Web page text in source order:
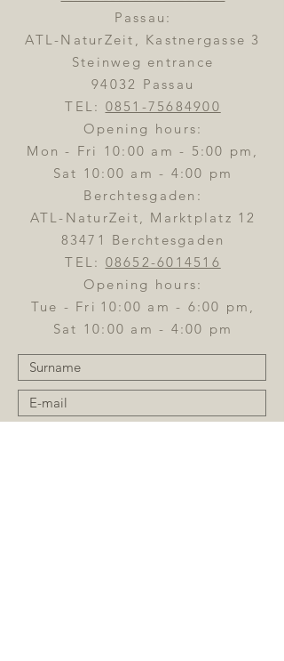
Passau:
ATL-NaturZeit, Kastnergasse 3
Steinweg entrance
94032 Passau
TEL: 0851-75684900
Opening hours:
Mon - Fri 10:00 am - 5:00 pm,
Sat 10:00 am - 4:00 pm
Berchtesgaden:
ATL-NaturZeit, Marktplatz 12
83471 Berchtesgaden
TEL: 08652-6014516
Opening hours:
Tue - Fri 10:00 am - 6:00 pm,
Sat 10:00 am - 4:00 pm